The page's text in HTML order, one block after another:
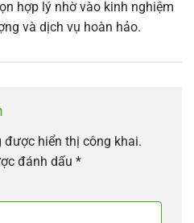
hợp lý nhờ vào kinh nghiệm
và dịch vụ hoàn hảo.
được hiển thị công khai.
đánh dấu *